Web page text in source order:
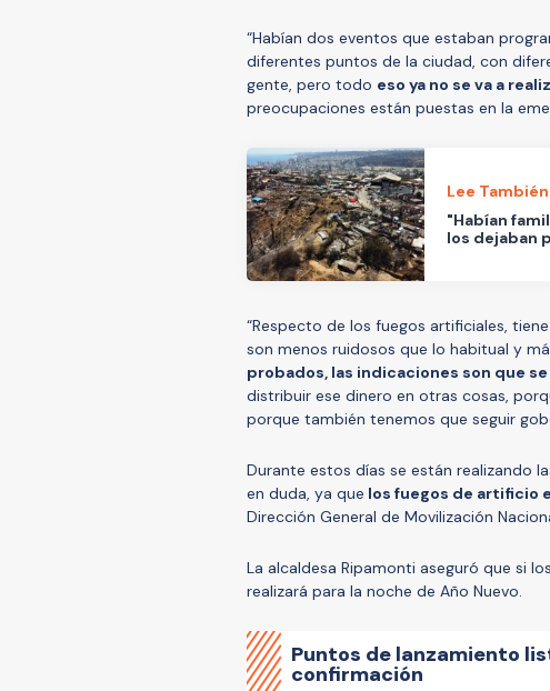
“Habían dos eventos que estaban
diferentes puntos de la ciudad, con
gente, pero todo eso ya no se va a
preocupaciones están puestas en la
Lee También
"Habían
los dejaban
“Respecto de los fuegos artificiales,
son menos ruidosos que lo habitual y
probados, las indicaciones son que
distribuir ese dinero en otras cosas,
porque también tenemos que seguir
Durante estos días se están realizando
en duda, ya que los fuegos de artificio
Dirección General de Movilización
La alcaldesa Ripamonti aseguró que si
realizará para la noche de Año Nuevo.
Puntos de lanzamiento
confirmación